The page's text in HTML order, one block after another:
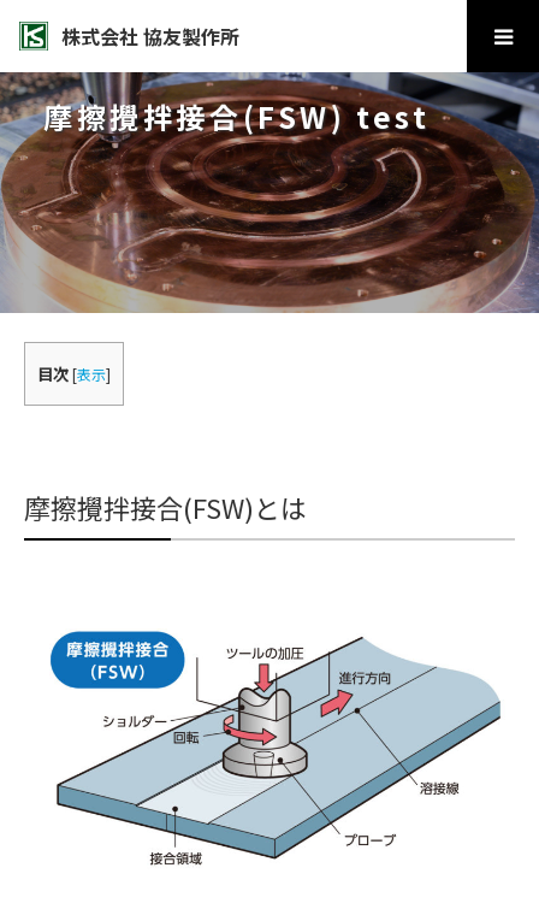
株式会社 協友製作所
摩擦攪拌接合(FSW) test
目次[表示]
摩擦攪拌接合(FSW)とは